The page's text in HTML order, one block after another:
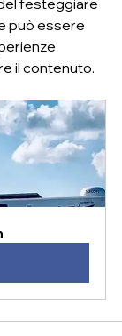
festeggiare
può essere
il contenuto.